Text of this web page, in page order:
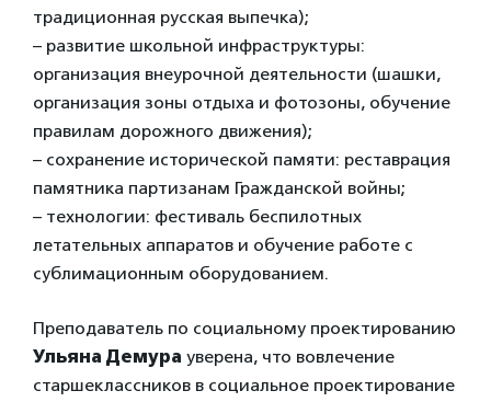
традиционная русская выпечка);
– развитие школьной инфраструктуры:
организация внеурочной деятельности (шашки,
организация зоны отдыха и фотозоны, обучение
правилам дорожного движения);
– сохранение исторической памяти: реставрация
памятника партизанам Гражданской войны;
– технологии: фестиваль беспилотных
летательных аппаратов и обучение работе с
сублимационным оборудованием.
Преподаватель по социальному проектированию
Ульяна Демура уверена, что вовлечение
старшеклассников в социальное проектирование